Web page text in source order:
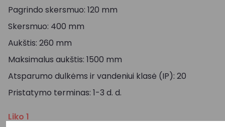
Pagrindo skersmuo: 120 mm
Skersmuo: 400 mm
Aukštis: 260 mm
Maksimalus aukštis: 1500 mm
Atsparumo dulkėms ir vandeniui klasė (IP): 20
Pristatymo terminas: 1-3 d. d.
Liko 1